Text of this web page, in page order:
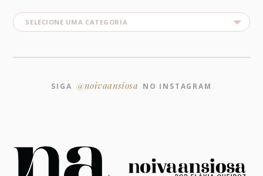
SIGA @noivaansiosa NO INSTAGRAM